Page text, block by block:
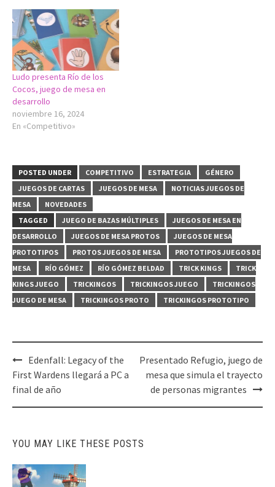
Ludo presenta Río de los
Cocos, juego de mesa en
desarrollo
noviembre 16, 2024
En «Competitivo»
POSTED UNDER COMPETITIVO ESTRATEGIA
GÉNERO
JUEGOS DE CARTAS
JUEGOS DE MESA
NOTICIAS JUEGOS DE
MESA
NOVEDADES
TAGGED
JUEGO DE BAZAS MÚLTIPLES
JUEGOS DE MESA EN
DESARROLLO
JUEGOS DE MESA PROTOS
JUEGOS DE MESA
PROTOTIPOS
PROTOS JUEGOS DE MESA
PROTOTIPOS JUEGOS DE
MESA
RÍO GÓMEZ RÍO GÓMEZ BELDAD TRICK KINGS
TRICK
KINGS JUEGO
TRICKINGOS TRICKINGOS JUEGO
TRICKINGOS
JUEGO DE MESA
TRICKINGOS PROTO TRICKINGOS PROTOTIPO
Post
navigation
Edenfall: Legacy of the
First Wardens llegará a PC a
final de año
Presentado Refugio, juego de
mesa que simula el trayecto
de personas migrantes
YOU MAY LIKE THESE POSTS